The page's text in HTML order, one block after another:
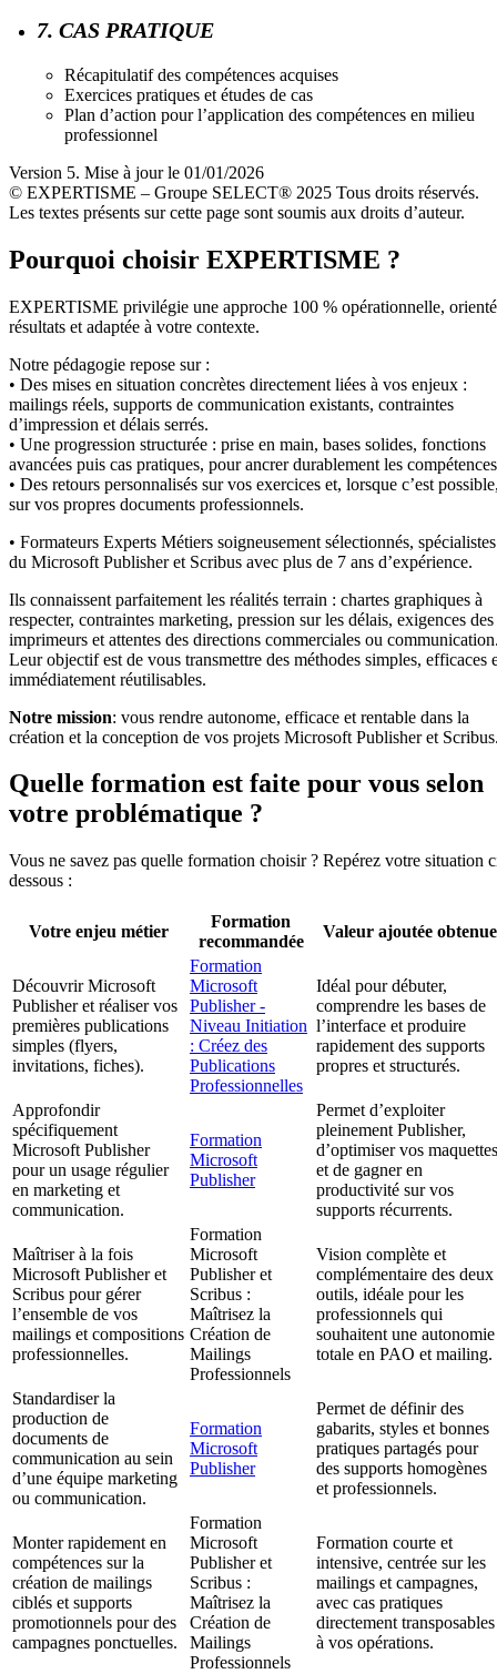
7. CAS PRATIQUE
Récapitulatif des compétences acquises
Exercices pratiques et études de cas
Plan d’action pour l’application des compétences en milieu
professionnel
Version 5. Mise à jour le 01/01/2026
© EXPERTISME – Groupe SELECT® 2025 Tous droits réservés.
Les textes présents sur cette page sont soumis aux droits d’auteur.
Pourquoi choisir EXPERTISME ?
EXPERTISME privilégie une approche 100 % opérationnelle,
résultats et adaptée à votre contexte.
Notre pédagogie repose sur :
• Des mises en situation concrètes directement liées à vos enjeux :
mailings réels, supports de communication existants, contraintes
d’impression et délais serrés.
• Une progression structurée : prise en main, bases solides, fonctions
avancées puis cas pratiques, pour ancrer durablement les
• Des retours personnalisés sur vos exercices et, lorsque c’est
sur vos propres documents professionnels.
• Formateurs Experts Métiers soigneusement sélectionnés, spécialistes
du Microsoft Publisher et Scribus avec plus de 7 ans d’expérience.
Ils connaissent parfaitement les réalités terrain : chartes graphiques à
respecter, contraintes marketing, pression sur les délais, exigences des
imprimeurs et attentes des directions commerciales ou
Leur objectif est de vous transmettre des méthodes simples, efficaces
immédiatement réutilisables.
Notre mission: vous rendre autonome, efficace et rentable dans la
création et la conception de vos projets Microsoft Publisher et
Quelle formation est faite pour vous selon
votre problématique ?
Vous ne savez pas quelle formation choisir ? Repérez votre situation
dessous :
Votre enjeu métier
Formation
recommandée
Valeur ajoutée obtenue
Découvrir Microsoft
Publisher et réaliser vos
premières publications
simples (flyers,
invitations, fiches).
Formation
Microsoft
Publisher -
Niveau Initiation
: Créez des
Publications
Professionnelles
Idéal pour débuter,
comprendre les bases de
l’interface et produire
rapidement des supports
propres et structurés.
Approfondir
spécifiquement
Microsoft Publisher
pour un usage régulier
en marketing et
communication.
Formation
Microsoft
Publisher
Permet d’exploiter
pleinement Publisher,
d’optimiser vos maquettes
et de gagner en
productivité sur vos
supports récurrents.
Maîtriser à la fois
Microsoft Publisher et
Scribus pour gérer
l’ensemble de vos
mailings et compositions
professionnelles.
Formation
Microsoft
Publisher et
Scribus :
Maîtrisez la
Création de
Mailings
Professionnels
Vision complète et
complémentaire des deux
outils, idéale pour les
professionnels qui
souhaitent une autonomie
totale en PAO et mailing.
Standardiser la
production de
documents de
communication au sein
d’une équipe marketing
ou communication.
Formation
Microsoft
Publisher
Permet de définir des
gabarits, styles et bonnes
pratiques partagés pour
des supports homogènes
et professionnels.
Monter rapidement en
compétences sur la
création de mailings
ciblés et supports
promotionnels pour des
campagnes ponctuelles.
Formation
Microsoft
Publisher et
Scribus :
Maîtrisez la
Création de
Mailings
Professionnels
Formation courte et
intensive, centrée sur les
mailings et campagnes,
avec cas pratiques
directement transposables
à vos opérations.